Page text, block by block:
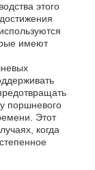
этого
имеют
поршневого
Этот
когда